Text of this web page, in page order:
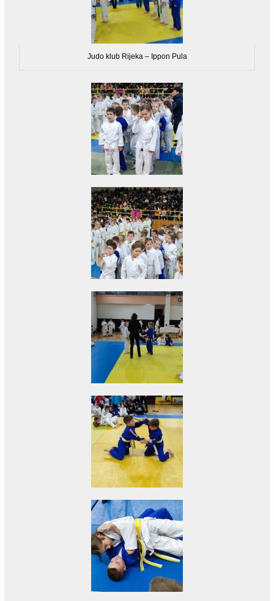
Judo klub Rijeka – Ippon Pula